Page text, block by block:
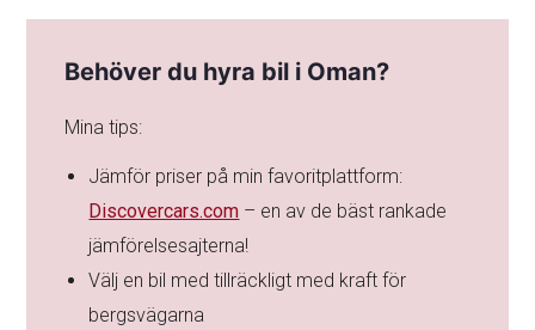
Behöver du hyra bil i Oman?
Mina tips:
Jämför priser på min favoritplattform:
Discovercars.com – en av de bäst rankade
jämförelsesajterna!
Välj en bil med tillräckligt med kraft för
bergsvägarna